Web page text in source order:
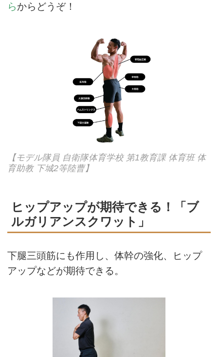
らからどうぞ！
【モデル隊員 自衛隊体育学校 第1教育課 体育班 体
育助教 下城2等陸曹】
ヒップアップが期待できる！「ブ
ルガリアンスクワット」
下腿三頭筋にも作用し、体幹の強化、ヒップ
アップなどが期待できる。